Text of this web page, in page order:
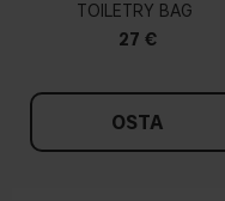
TOILETRY BAG
27 €
OSTA